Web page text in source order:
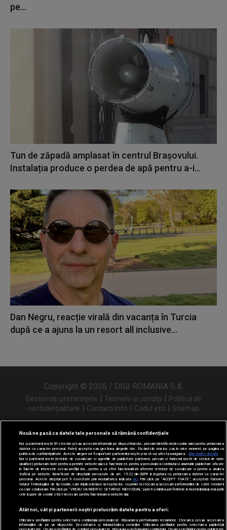
pe...
Tun de zăpadă amplasat în centrul Brașovului.
Instalația produce o perdea de apă pentru a-i...
Dan Negru, reacție virală din vacanța în Turcia
după ce a ajuns la un resort all inclusive...
Copyright © 2026 / DIGI ROMANIA S.A.
Gestionați preferințele | Termeni și condiții | Politica de
confidențialitate | Contact/Info | Codul etic | Sitemap
Urmărește-ne și pe
Nouă ne pasă ca datele tale personale să rămână confidențiale
Noi și partenerii noștri31 stocăm și/sau accesăm informații pe dispozitivul dvs., precum identificatorii cookie unici pentru prelucrarea
datelor cu caracter personal. Puteți accepta sau gestiona alegerile dvs. făcând clic mai jos sau în orice moment, pe pagina cu
politica de confidențialitate. Aceste alegeri vor fi raportate partenerilor noștri și nu vă vor afecta navigarea.
Mai multe detalii
Noi si partenerii nostri (retelele de socializare si agentiile de publicitate partenere, precum si furnizorii nostri de servicii de date
analitice) prelucram date pentru a permite website-ului sa functioneze, pentru a personaliza continutul si anunturile publicitare afisate
in functie de interesele si/sau profilul dvs., pentru a va oferi functionalitati aferente retelelor de socializare si pentru a analiza
traficul pe website. Beneficiati de drepturile prevazute de art. 15-22 din GDPR in legatura cu prelucrarea datelor cu caracter
personal. Aceste drepturi pot fi exercitate prin modalitatea indicata aici. Prin click pe “ACCEPT TOATE”, acceptati folosirea
tuturor Tehnologiilor de tip Cookie, care implica inclusiv acceptul dvs. cu privire la stocarea/accesarea informatiilor de catre Vendor-ii
cu care colaboram. Prin click pe “VREAU SA MODIFIC SETARILE INDIVIDUAL” puteti schimba preferintele in mod individual, mai putin
cele legate de cookie strict necesare pentru functionarea website-ului.
Atât noi, cât și partenerii noștri prelucrăm datele pentru a oferi:
Utilizarea profilurilor pentru selectarea conținutului personalizat. Măsurarea performanței reclamelor. Stocarea și/sau accesarea
informațiilor de pe un dispozitiv. Dezvoltarea și îmbunătățirea serviciilor. Utilizarea profilurilor pentru selectarea publicității